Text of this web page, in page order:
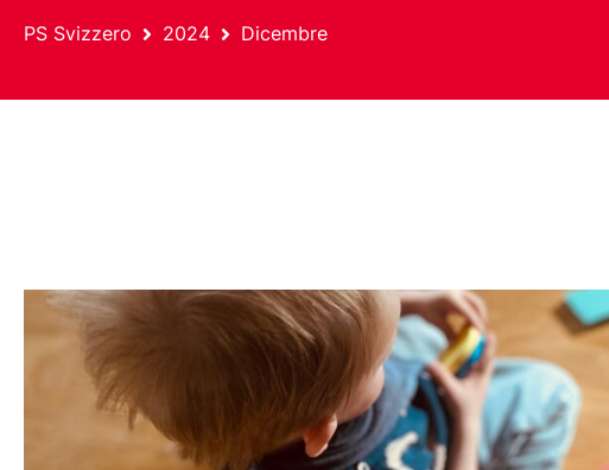
PS Svizzero 2024 Dicembre